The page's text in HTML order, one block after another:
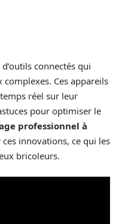
connectés qui
Ces appareils
réel sur leur
pour optimiser le
professionnel à
innovations, ce qui les
bricoleurs.